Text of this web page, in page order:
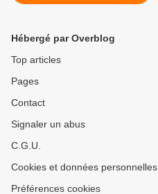
Hébergé par Overblog
Top articles
Pages
Contact
Signaler un abus
C.G.U.
Cookies et données personnelles
Préférences cookies